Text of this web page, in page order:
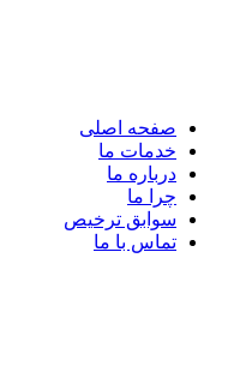
صفحه اصلی
خدمات ما
درباره ما
چرا ما
سوابق ترخیص
تماس با ما